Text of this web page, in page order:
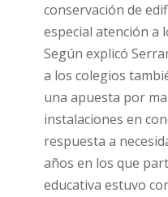
conservación de
especial atención a
Según explicó
a los colegios
una apuesta por
instalaciones en
respuesta a
años en los que
educativa estuvo